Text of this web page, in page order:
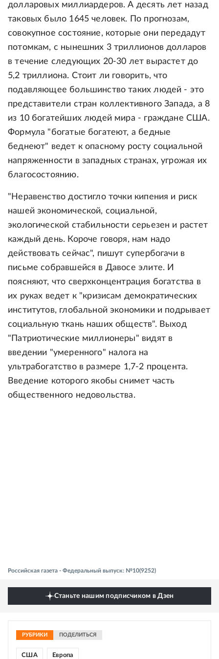
долларовых миллиардеров. А десять лет назад
таковых было 1645 человек. По прогнозам,
совокупное состояние, которые они передадут
потомкам, с нынешних 3 триллионов долларов
в течение следующих 20-30 лет вырастет до
5,2 триллиона. Стоит ли говорить, что
подавляющее большинство таких людей - это
представители стран коллективного Запада, а 8
из 10 богатейших людей мира - граждане США.
Формула "богатые богатеют, а бедные
беднеют" ведет к опасному росту социальной
напряженности в западных странах, угрожая их
благосостоянию.
"Неравенство достигло точки кипения и риск
нашей экономической, социальной,
экологической стабильности серьезен и растет
каждый день. Короче говоря, нам надо
действовать сейчас", пишут супербогачи в
письме собравшейся в Давосе элите. И
поясняют, что сверхконцентрация богатства в
их руках ведет к "кризисам демократических
институтов, глобальной экономики и подрывает
социальную ткань наших обществ". Выход
"Патриотические миллионеры" видят в
введении "умеренного" налога на
ультрабогатство в размере 1,7-2 процента.
Введение которого якобы снимет часть
общественного недовольства.
Российская газета - Федеральный выпуск: №10(9252)
Станьте нашим подписчиком в Дзен
РУБРИКИ ПОДЕЛИТЬСЯ
США Европа